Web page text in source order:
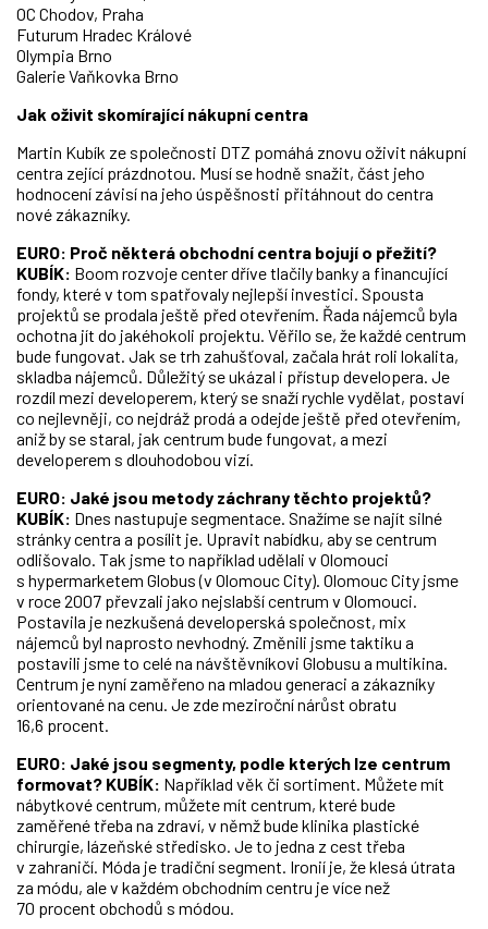
OC Chodov, Praha
Futurum Hradec Králové
Olympia Brno
Galerie Vaňkovka Brno
Jak oživit skomírající nákupní centra
Martin Kubík ze společnosti DTZ pomáhá znovu oživit nákupní
centra zející prázdnotou. Musí se hodně snažit, část jeho
hodnocení závisí na jeho úspěšnosti přitáhnout do centra
nové zákazníky.
EURO: Proč některá obchodní centra bojují o přežití?
KUBÍK: Boom rozvoje center dříve tlačily banky a financující
fondy, které v tom spatřovaly nejlepší investici. Spousta
projektů se prodala ještě před otevřením. Řada nájemců byla
ochotna jít do jakéhokoli projektu. Věřilo se, že každé centrum
bude fungovat. Jak se trh zahušťoval, začala hrát roli lokalita,
skladba nájemců. Důležitý se ukázal i přístup developera. Je
rozdíl mezi developerem, který se snaží rychle vydělat, postaví
co nejlevněji, co nejdráž prodá a odejde ještě před otevřením,
aniž by se staral, jak centrum bude fungovat, a mezi
developerem s dlouhodobou vizí.
EURO: Jaké jsou metody záchrany těchto projektů?
KUBÍK: Dnes nastupuje segmentace. Snažíme se najít silné
stránky centra a posílit je. Upravit nabídku, aby se centrum
odlišovalo. Tak jsme to například udělali v Olomouci
s hypermarketem Globus (v Olomouc City). Olomouc City jsme
v roce 2007 převzali jako nejslabší centrum v Olomouci.
Postavila je nezkušená developerská společnost, mix
nájemců byl naprosto nevhodný. Změnili jsme taktiku a
postavili jsme to celé na návštěvníkovi Globusu a multikina.
Centrum je nyní zaměřeno na mladou generaci a zákazníky
orientované na cenu. Je zde meziroční nárůst obratu
16,6 procent.
EURO: Jaké jsou segmenty, podle kterých lze centrum
formovat? KUBÍK: Například věk či sortiment. Můžete mít
nábytkové centrum, můžete mít centrum, které bude
zaměřené třeba na zdraví, v němž bude klinika plastické
chirurgie, lázeňské středisko. Je to jedna z cest třeba
v zahraničí. Móda je tradiční segment. Ironií je, že klesá útrata
za módu, ale v každém obchodním centru je více než
70 procent obchodů s módou.